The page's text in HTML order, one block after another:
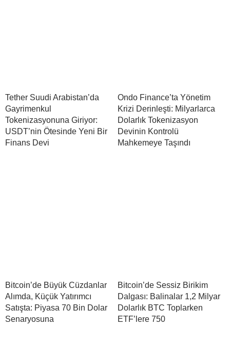
Tether Suudi Arabistan’da
Gayrimenkul
Tokenizasyonuna Giriyor:
USDT’nin Ötesinde Yeni Bir
Finans Devi
Ondo Finance’ta Yönetim
Krizi Derinleşti: Milyarlarca
Dolarlık Tokenizasyon
Devinin Kontrolü
Mahkemeye Taşındı
Bitcoin’de Büyük Cüzdanlar
Alımda, Küçük Yatırımcı
Satışta: Piyasa 70 Bin Dolar
Senaryosuna
Bitcoin’de Sessiz Birikim
Dalgası: Balinalar 1,2 Milyar
Dolarlık BTC Toplarken
ETF’lere 750